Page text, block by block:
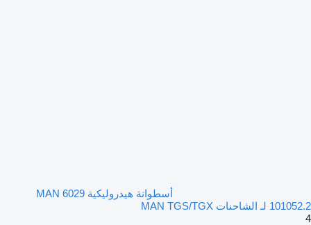
أسطوانة هيدروليكية MAN 6029
101052.2 لـ الشاحنات MAN TGS/TGX
4